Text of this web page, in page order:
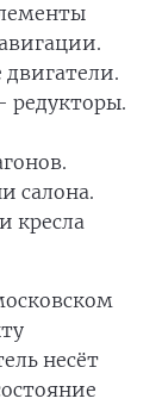
редукторы.
салона.
кресла
несёт